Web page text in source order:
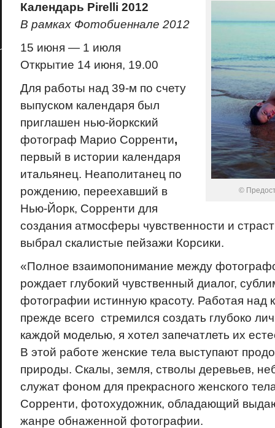
©
Календарь Pirelli 2012
В рамках Фотобиеннале 2012
15 июня — 1 июля
Открытие 14 июня, 19.00
Для работы над 39-м по счету
выпуском календаря был
приглашен нью-йоркский
фотограф Марио Сорренти,
первый в истории календаря
итальянец. Неаполитанец по
рождению, переехавший в
Нью-Йорк, Сорренти для
создания атмосферы чувственности и
выбрал скалистые пейзажи Корсики.
«Полное взаимопонимание между
рождает глубокий чувственный диалог,
фотографии истинную красоту. Работая над
прежде всего стремился создать глубоко
каждой моделью, я хотел запечатлеть их
В этой работе женские тела выступают
природы. Скалы, земля, стволы деревьев,
служат фоном для прекрасного женского
Сорренти, фотохудожник, обладающий
жанре обнаженной фотографии.